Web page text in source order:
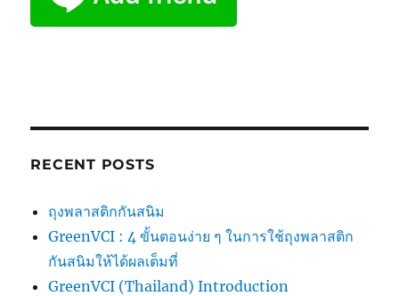
RECENT POSTS
ถุงพลาสติกกันสนิม
GreenVCI : 4 ขั้นตอนง่าย ๆ ในการใช้ถุงพลาสติก
กันสนิมให้ได้ผลเต็มที่
GreenVCI (Thailand) Introduction